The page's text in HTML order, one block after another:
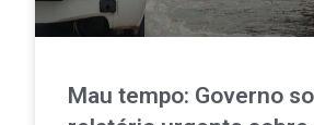
Mau tempo: Governo